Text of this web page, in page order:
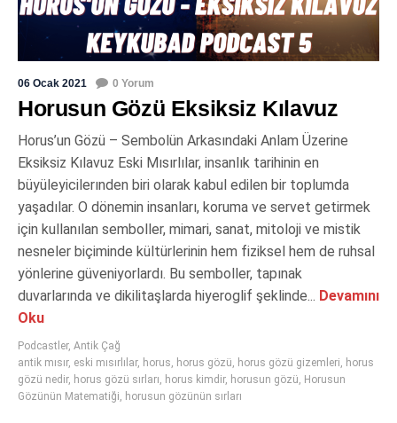
06 Ocak 2021 0 Yorum
Horusun Gözü Eksiksiz Kılavuz
Horus’un Gözü – Sembolün Arkasındaki Anlam Üzerine
Eksiksiz Kılavuz Eski Mısırlılar, insanlık tarihinin en
büyüleyicilerınden biri olarak kabul edilen bir toplumda
yaşadılar. O dönemin insanları, koruma ve servet getirmek
için kullanılan semboller, mimari, sanat, mitoloji ve mistik
nesneler biçiminde kültürlerinin hem fiziksel hem de ruhsal
yönlerine güveniyorlardı. Bu semboller, tapınak
duvarlarında ve dikilitaşlarda hiyeroglif şeklinde... Devamını
Oku
Podcastler, Antik Çağ
antik mısır, eski mısırlılar, horus, horus gözü, horus gözü gizemleri, horus
gözü nedir, horus gözü sırları, horus kimdir, horusun gözü, Horusun
Gözünün Matematiği, horusun gözünün sırları